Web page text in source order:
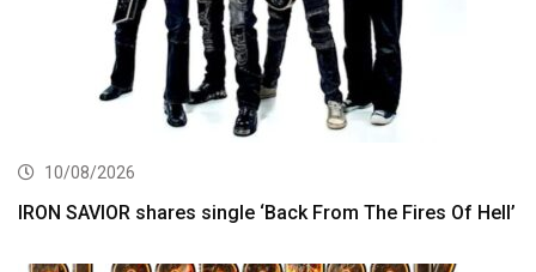
10/08/2026
IRON SAVIOR shares single ‘Back From The Fires Of Hell’